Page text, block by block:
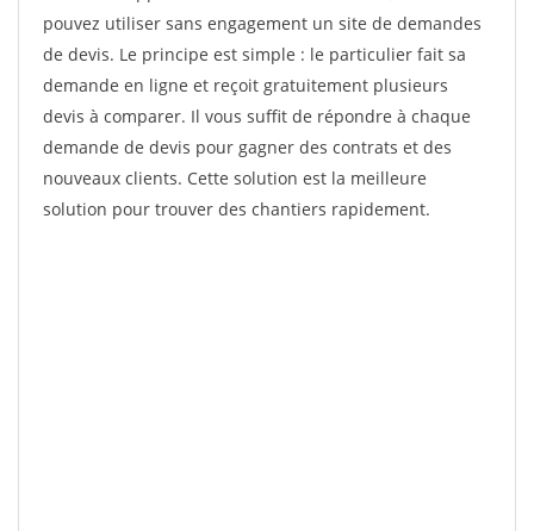
pouvez utiliser sans engagement un site de demandes
de devis. Le principe est simple : le particulier fait sa
demande en ligne et reçoit gratuitement plusieurs
devis à comparer. Il vous suffit de répondre à chaque
demande de devis pour gagner des contrats et des
nouveaux clients. Cette solution est la meilleure
solution pour trouver des chantiers rapidement.